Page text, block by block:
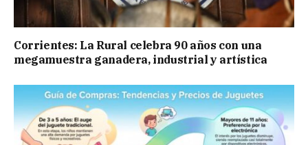
Corrientes: La Rural celebra 90 años con una
megamuestra ganadera, industrial y artística